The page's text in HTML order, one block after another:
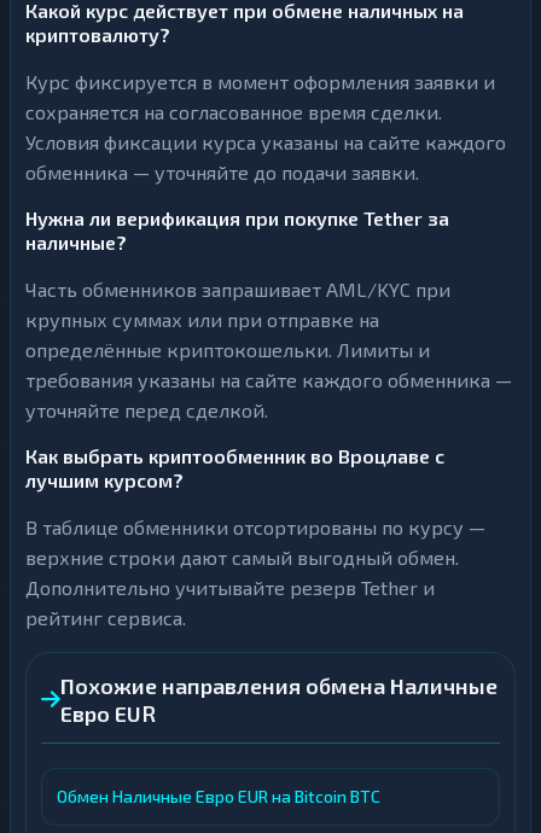
Какой курс действует при обмене наличных на
криптовалюту?
Курс фиксируется в момент оформления заявки и
сохраняется на согласованное время сделки.
Условия фиксации курса указаны на сайте каждого
обменника — уточняйте до подачи заявки.
Нужна ли верификация при покупке Tether за
наличные?
Часть обменников запрашивает AML/KYC при
крупных суммах или при отправке на
определённые криптокошельки. Лимиты и
требования указаны на сайте каждого обменника —
уточняйте перед сделкой.
Как выбрать криптообменник во Вроцлаве с
лучшим курсом?
В таблице обменники отсортированы по курсу —
верхние строки дают самый выгодный обмен.
Дополнительно учитывайте резерв Tether и
рейтинг сервиса.
Похожие направления обмена Наличные
Евро EUR
Обмен Наличные Евро EUR на Bitcoin BTC